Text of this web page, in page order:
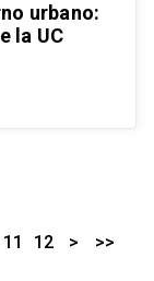
urbano:
la UC
11 12 > >>